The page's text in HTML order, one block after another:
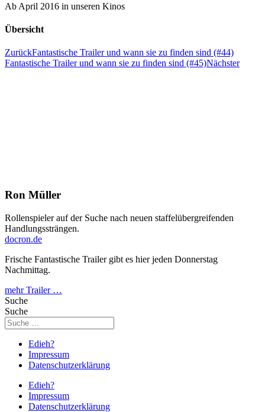
Ab April 2016 in unseren Kinos
Übersicht
ZurückFantastische Trailer und wann sie zu finden sind (#44)
Fantastische Trailer und wann sie zu finden sind (#45)Nächster
Ron Müller
Rollenspieler auf der Suche nach neuen staffelübergreifenden
Handlungssträngen.
docron.de
Frische Fantastische Trailer gibt es hier jeden Donnerstag
Nachmittag.
mehr Trailer …
Suche
Suche
Edieh?
Impressum
Datenschutzerklärung
Edieh?
Impressum
Datenschutzerklärung